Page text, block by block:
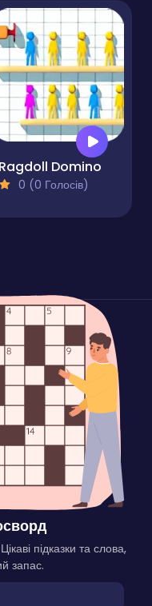
Ragdoll Domino
0 (0 Голосів)
підказки та слова,
запас.